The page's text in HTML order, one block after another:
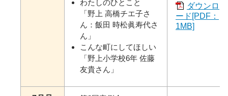
わたしのひとこと
「野上 高橋チエ子さ
ん：飯田 時松眞寿代さ
ん」
こんな町にしてほしい
「野上小学校6年 佐藤
友貴さん」
ダウンロ
ード[PDF：
1MB]